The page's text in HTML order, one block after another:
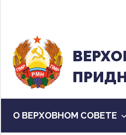
содержанию
О ВЕРХОВНОМ СОВЕТЕ